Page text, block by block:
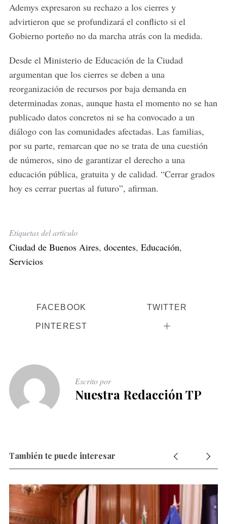
Ademys expresaron su rechazo a los cierres y
advirtieron que se profundizará el conflicto si el
Gobierno porteño no da marcha atrás con la medida.
Desde el Ministerio de Educación de la Ciudad
argumentan que los cierres se deben a una
reorganización de recursos por baja demanda en
determinadas zonas, aunque hasta el momento no se han
publicado datos concretos ni se ha convocado a un
diálogo con las comunidades afectadas. Las familias,
por su parte, remarcan que no se trata de una cuestión
de números, sino de garantizar el derecho a una
educación pública, gratuita y de calidad. “Cerrar grados
hoy es cerrar puertas al futuro”, afirman.
Etiquetas del artículo
Ciudad de Buenos Aires, docentes, Educación,
Servicios
FACEBOOK TWITTER
PINTEREST
Escrito por
Nuestra Redacción TP
También te puede interesar